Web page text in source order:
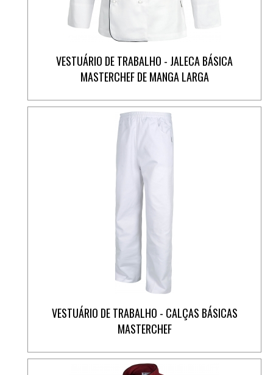
VESTUÁRIO DE TRABALHO - JALECA BÁSICA
MASTERCHEF DE MANGA LARGA
VESTUÁRIO DE TRABALHO - CALÇAS BÁSICAS
MASTERCHEF